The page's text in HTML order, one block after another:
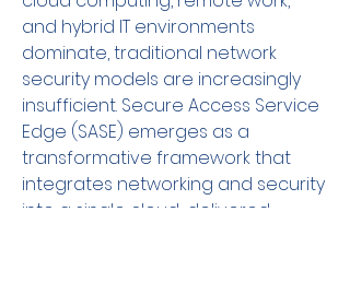
and hybrid IT environments
dominate, traditional network
security models are increasingly
insufficient. Secure Access Service
Edge (SASE) emerges as a
transformative framework that
integrates networking and security
into a single cloud-delivered